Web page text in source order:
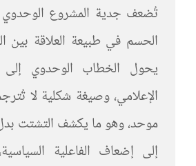
تُضعف جدية المشروع الوحدوي
الحسم في طبيعة العلاقة بين
يحول الخطاب الوحدوي إلى
الإعلامي، وصيغة شكلية لا
موحد، وهو ما يكشف التشتت
إلى إضعاف الفاعلية